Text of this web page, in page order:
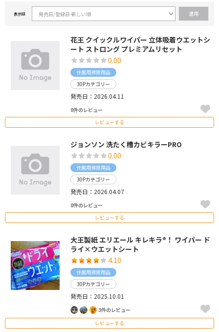
表示順
花王 クイックルワイパー 立体吸着ウエットシ
ート ストロング プレミアムリセット
0.00
住居用掃除用品
30Pカテゴリー
発売日：2026.04.11
0件のレビュー
レビューする
ジョンソン 洗たく槽カビキラーPRO
0.00
住居用掃除用品
30Pカテゴリー
発売日：2026.04.07
0件のレビュー
レビューする
大王製紙 エリエール キレキラ®！ ワイパー ド
ライ×ウエットシート
4.10
住居用掃除用品
30Pカテゴリー
発売日：2025.10.01
3件のレビュー
レビューする